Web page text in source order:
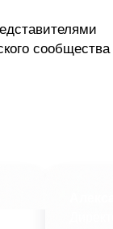
сообщества